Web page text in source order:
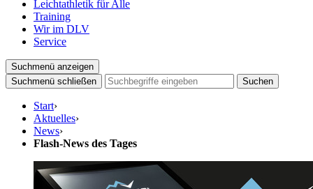
Leichtathletik für Alle
Training
Wir im DLV
Service
Suchmenü anzeigen
Suchmenü schließen
Suchen
Start›
Aktuelles›
News›
Flash-News des Tages